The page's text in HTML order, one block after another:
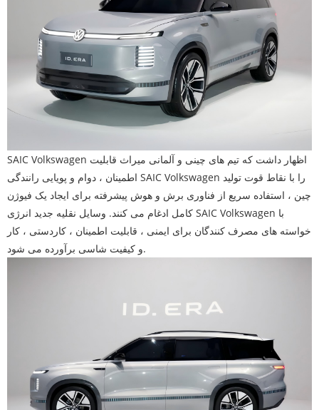
SAIC Volkswagen اظهار داشت که تیم های چینی و آلمانی میراث قابلیت
اطمینان ، دوام و پویایی رانندگی SAIC Volkswagen را با نقاط قوت تولید
چین ، استفاده سریع از فناوری برش و هوش پیشرفته برای ایجاد یک فیوژن
کامل ادغام می کنند. وسایل نقلیه جدید انرژی SAIC Volkswagen با
خواسته های مصرف کنندگان برای ایمنی ، قابلیت اطمینان ، کاردستی ، کار
و کیفیت شاسی برآورده می شود.